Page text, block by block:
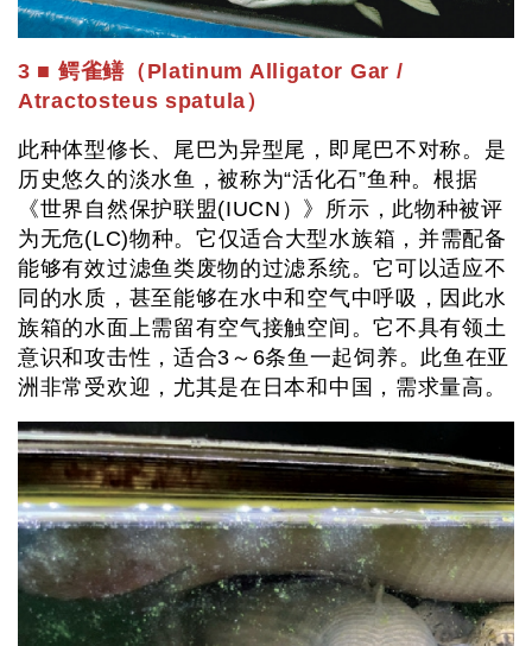
3 ■ 鳄雀鳝（Platinum Alligator Gar /
Atractosteus spatula）
此种体型修长、尾巴为异型尾，即尾巴不对称。是
历史悠久的淡水鱼，被称为“活化石”鱼种。根据
《世界自然保护联盟(IUCN）》所示，此物种被评
为无危(LC)物种。它仅适合大型水族箱，并需配备
能够有效过滤鱼类废物的过滤系统。它可以适应不
同的水质，甚至能够在水中和空气中呼吸，因此水
族箱的水面上需留有空气接触空间。它不具有领土
意识和攻击性，适合3～6条鱼一起饲养。此鱼在亚
洲非常受欢迎，尤其是在日本和中国，需求量高。